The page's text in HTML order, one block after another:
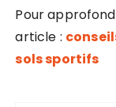
Pour
article :
sols sportifs